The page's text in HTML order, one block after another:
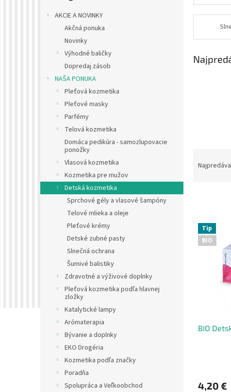
AKCIE A NOVINKY
Akčná ponuka
Novinky
Výhodné baličky
Dopredaj zásob
NAŠA PONUKA
Pleťová kozmetika
Pleťové masky
Parfémy
Telová kozmetika
Domáca pedikúra - samozlupovacie
ponožky
Vlasová kozmetika
Kozmetika pre mužov
Detská kozmetika
Sprchové gély a vlasové šampóny
Telové mlieka a oleje
Pleťové krémy
Detské zubné pasty
Slnečná ochrana
Šumivé balistiky
Zdravotné a výživové doplnky
Pleťová kozmetika podľa hlavnej
zložky
Katalytické lampy
Arómaterapia
Bývanie a doplnky
EKO Drogéria
Kozmetika podľa značky
Poradňa
Spolupráca a Veľkoobchod
V
p
Tip
BIO
BIO
4,20 €